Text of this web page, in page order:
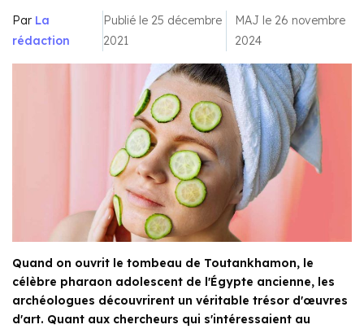
Par La
rédaction
Publié le 25 décembre
2021
MAJ le 26 novembre
2024
Quand on ouvrit le tombeau de Toutankhamon, le
célèbre pharaon adolescent de l'Égypte ancienne, les
archéologues découvrirent un véritable trésor d'œuvres
d'art. Quant aux chercheurs qui s'intéressaient au